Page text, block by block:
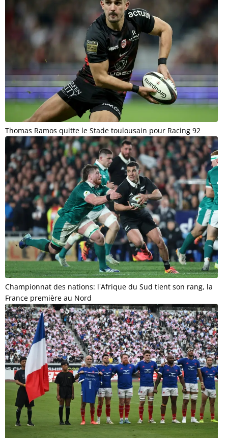
Thomas Ramos quitte le Stade toulousain pour Racing 92
Championnat des nations: l'Afrique du Sud tient son rang, la
France première au Nord